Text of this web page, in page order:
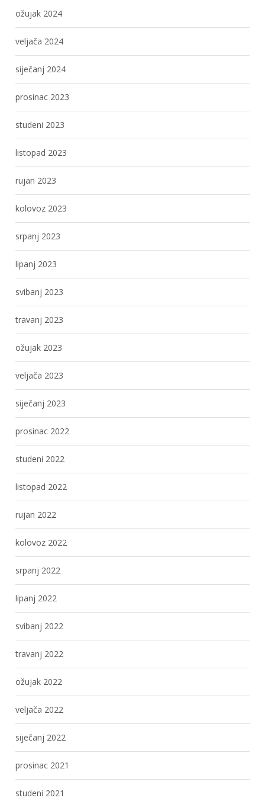
ožujak 2024
veljača 2024
siječanj 2024
prosinac 2023
studeni 2023
listopad 2023
rujan 2023
kolovoz 2023
srpanj 2023
lipanj 2023
svibanj 2023
travanj 2023
ožujak 2023
veljača 2023
siječanj 2023
prosinac 2022
studeni 2022
listopad 2022
rujan 2022
kolovoz 2022
srpanj 2022
lipanj 2022
svibanj 2022
travanj 2022
ožujak 2022
veljača 2022
siječanj 2022
prosinac 2021
studeni 2021